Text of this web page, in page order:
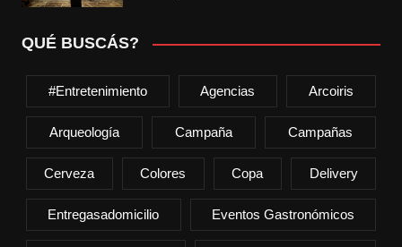
QUÉ BUSCÁS?
#entretenimiento Agencias Arcoiris
Arqueología Campaña Campañas
Cerveza Colores Copa Delivery
Entregasadomicilio Eventos Gastronómicos